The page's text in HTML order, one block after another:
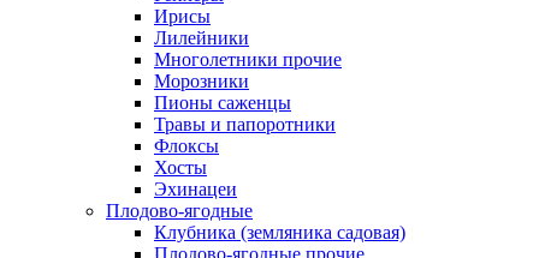
Ирисы
Лилейники
Многолетники прочие
Морозники
Пионы саженцы
Травы и папоротники
Флоксы
Хосты
Эхинацеи
Плодово-ягодные
Клубника (земляника садовая)
Плодово-ягодные прочие